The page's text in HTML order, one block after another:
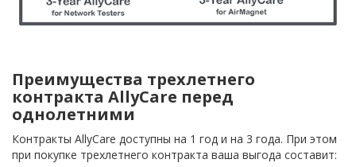
Преимущества трехлетнего
контракта AllyCare перед
однолетними
Контракты AllyCare доступны на 1 год и на 3 года. При этом
при покупке трехлетнего контракта ваша выгода составит: